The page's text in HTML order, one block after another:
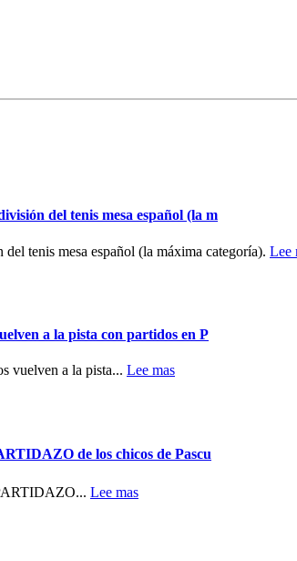
del tenis mesa español (la m
tenis mesa español (la máxima categoría). Lee
a la pista con partidos en P
vuelven a la pista... Lee mas
de los chicos de Pascu
Lee mas